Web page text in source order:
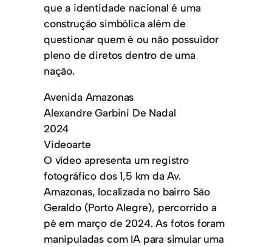
que a identidade nacional é uma
construção simbólica além de
questionar quem é ou não possuidor
pleno de diretos dentro de uma
nação.
Avenida Amazonas
Alexandre Garbini De Nadal
2024
Videoarte
O vídeo apresenta um registro
fotográfico dos 1,5 km da Av.
Amazonas, localizada no bairro São
Geraldo (Porto Alegre), percorrido a
pé em março de 2024. As fotos foram
manipuladas com IA para simular uma